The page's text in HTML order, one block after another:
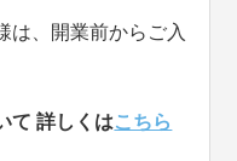
は、開業前からご入
て 詳しくはこちら